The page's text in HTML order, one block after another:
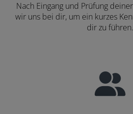
Nach Eingang und Prüfung
wir uns bei dir, um ein kurzes
dir zu führen.